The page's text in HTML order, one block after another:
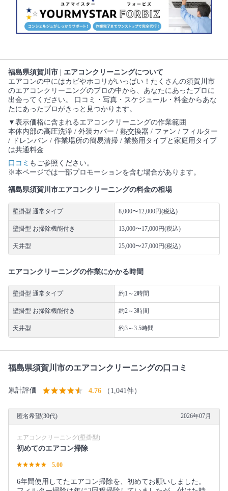
福島県須賀川市 | エアコンクリーニングについて
エアコンの中にはカビやホコリがいっぱい！たくさんの須賀川市
のエアコンクリーニングのプロの中から、あなたにあったプロに
出会ってください。 口コミ・写真・スケジュール・料金からあな
たにあったプロがきっと見つかります。
▼表示価格に含まれるエアコンクリーニングの作業範囲
本体内部の高圧洗浄 / 外装カバー / 熱交換器 / ファン / フィルター
/ ドレンパン / 作業場所の簡易清掃 / 業務用タイプと家庭用タイプ
は共通料金
口コミ もご参照ください。
※本ページでは一部プロモーションを含む場合があります。
福島県須賀川市エアコンクリーニングの料金の相場
壁掛型 通常タイプ 8,000〜12,000円(税込)
壁掛型 お掃除機能付き 13,000〜17,000円(税込)
天井型 25,000〜27,000円(税込)
エアコンクリーニングの作業にかかる時間
壁掛型 通常タイプ 約1～2時間
壁掛型 お掃除機能付き 約2～3時間
天井型 約3～3.5時間
福島県須賀川市のエアコンクリーニングの口コミ
累計評価 4.76 （1,041件）
匿名希望(30代) 2026年07月
エアコンクリーニング(壁掛型)
初めてのエアコン掃除
5.00
6年間使用してたエアコン掃除を、初めてお願いしました。